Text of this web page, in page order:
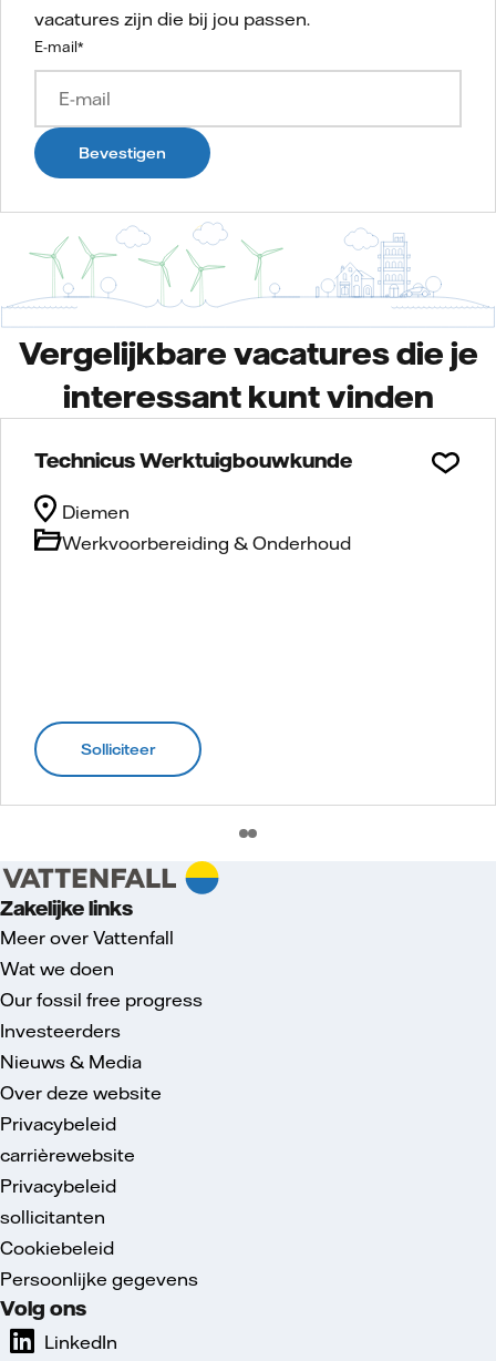
vacatures zijn die bij jou passen.
E-mail*
Bevestigen
Vergelijkbare vacatures die je
interessant kunt vinden
Technicus Werktuigbouwkunde
Werkvoorbereiding & Onderhoud
Diemen
Solliciteer
Zakelijke links
Meer over Vattenfall
Wat we doen
Our fossil free progress
Investeerders
Nieuws & Media
Over deze website
Privacybeleid
carrièrewebsite
Privacybeleid
sollicitanten
Cookiebeleid
Persoonlijke gegevens
Volg ons
LinkedIn